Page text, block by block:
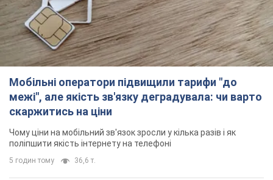
Мобільні оператори підвищили тарифи "до
межі", але якість зв'язку деградувала: чи варто
скаржитись на ціни
Чому ціни на мобільний зв'язок зросли у кілька разів і як
поліпшити якість інтернету на телефоні
5 годин тому 36,6 т.